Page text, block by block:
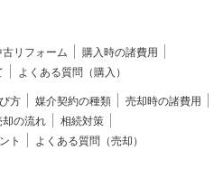
古リフォーム
購入時の諸費用
よくある質問（購入）
方 媒介契約の種類
売却時の諸費用
却の流れ
相続対策
ト よくある質問（売却）